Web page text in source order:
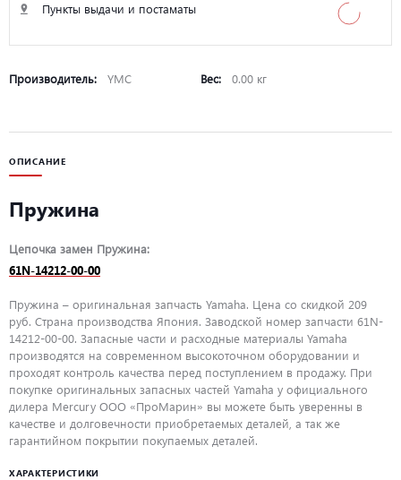
Пункты выдачи и постаматы
Производитель: YMC Вес: 0.00 кг
ОПИСАНИЕ
Пружина
Цепочка замен Пружина:
61N-14212-00-00
Пружина – оригинальная запчасть Yamaha. Цена со скидкой 209
руб. Страна производства Япония. Заводской номер запчасти 61N-
14212-00-00. Запасные части и расходные материалы Yamaha
производятся на современном высокоточном оборудовании и
проходят контроль качества перед поступлением в продажу. При
покупке оригинальных запасных частей Yamaha у официального
дилера Mercury ООО «ПроМарин» вы можете быть уверенны в
качестве и долговечности приобретаемых деталей, а так же
гарантийном покрытии покупаемых деталей.
ХАРАКТЕРИСТИКИ